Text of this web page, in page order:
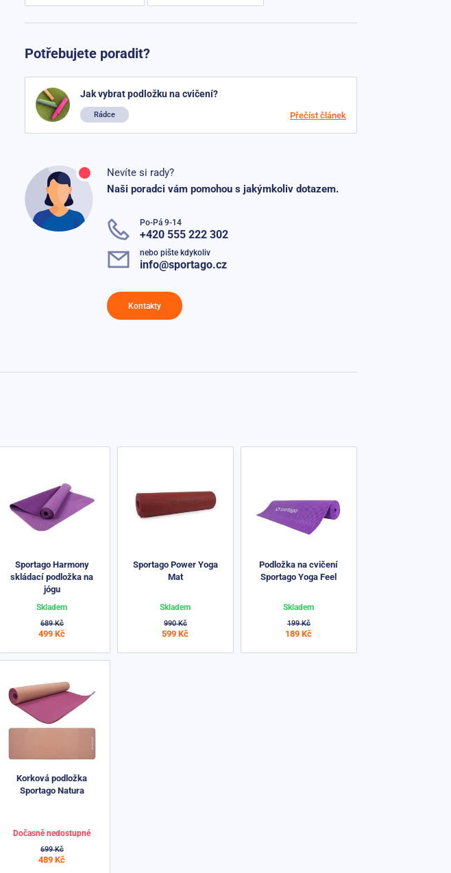
Potřebujete poradit?
Jak vybrat podložku na cvičení?
Rádce Přečíst článek
Nevíte si rady?
Naši poradci vám pomohou s jakýmkoliv dotazem.
Po-Pá 9-14
+420 555 222 302
nebo pište kdykoliv
info@sportago.cz
Kontakty
Sportago Harmony
skládací podložka na
jógu
689 Kč
499 Kč
Skladem
Sportago Power Yoga
Mat
990 Kč
599 Kč
Skladem
Podložka na cvičení
Sportago Yoga Feel
199 Kč
189 Kč
Skladem
Korková podložka
Sportago Natura
699 Kč
489 Kč
Dočasně nedostupné